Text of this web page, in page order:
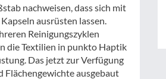
nachweisen, dass sich mit
ausrüsten lassen.
Reinigungszyklen
die Textilien in punkto Haptik
Das jetzt zur Verfügung
ausgebaut